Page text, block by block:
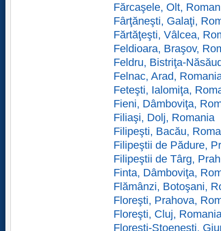
Fărcaşele, Olt,
Fârţăneşti, Galaţi,
Fărtăţeşti, Vâlcea,
Feldioara, Braşov,
Feldru, Bistriţa-
Felnac, Arad,
Feteşti, Ialomiţa,
Fieni, Dâmboviţa,
Filiaşi, Dolj, Romania
Filipeşti, Bacău,
Filipeştii de Pădure,
Filipeştii de Târg,
Finta, Dâmboviţa,
Flămânzi, Botoşani,
Floreşti, Prahova,
Floreşti, Cluj,
Floreşti-Stoeneşti,